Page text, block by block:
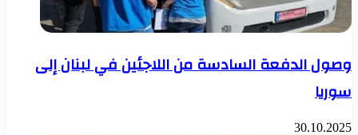
وصول الدفعة السادسة من اللاجئين في لبنان إلى
سوريا
30.10.2025